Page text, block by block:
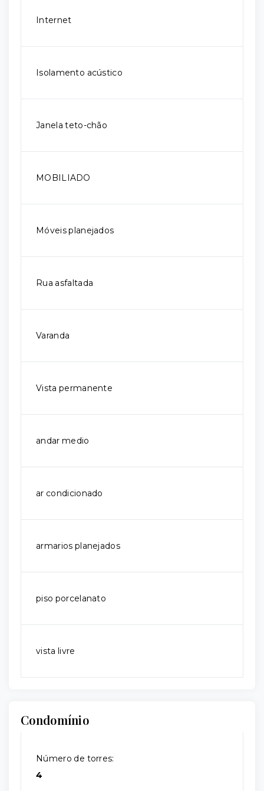
Internet
Isolamento acústico
Janela teto-chão
MOBILIADO
Móveis planejados
Rua asfaltada
Varanda
Vista permanente
andar medio
ar condicionado
armarios planejados
piso porcelanato
vista livre
Condomínio
Número de torres:
4